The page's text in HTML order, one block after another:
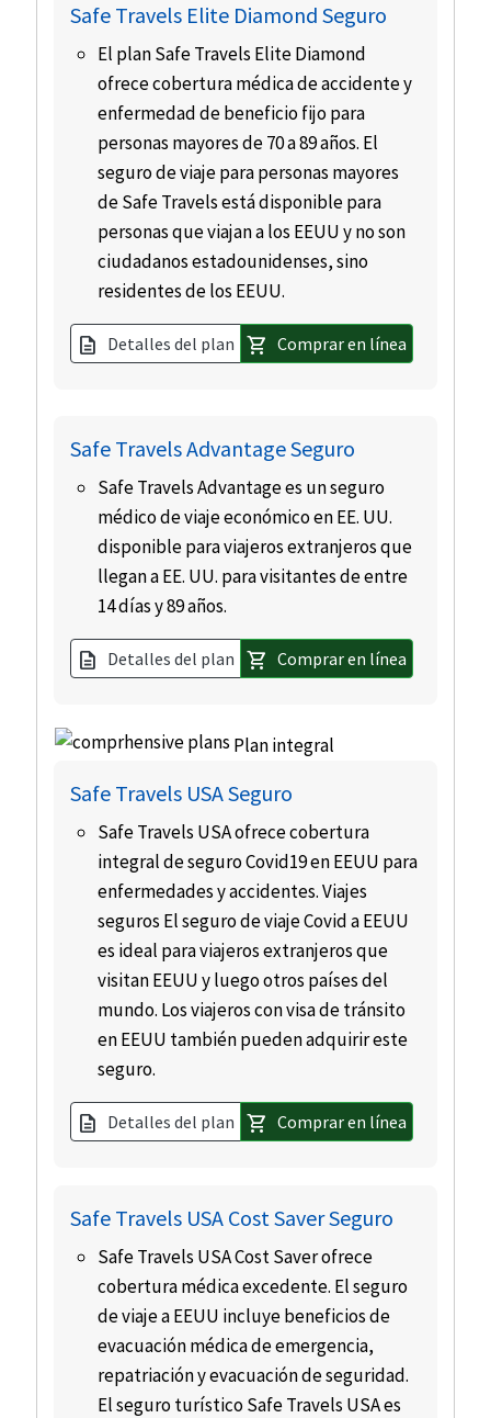
Safe Travels Elite Diamond Seguro
El plan Safe Travels Elite Diamond
ofrece cobertura médica de accidente y
enfermedad de beneficio fijo para
personas mayores de 70 a 89 años. El
seguro de viaje para personas mayores
de Safe Travels está disponible para
personas que viajan a los EEUU y no son
ciudadanos estadounidenses, sino
residentes de los EEUU.
description Detalles del plan shopping_cart Comprar en línea
Safe Travels Advantage Seguro
Safe Travels Advantage es un seguro
médico de viaje económico en EE. UU.
disponible para viajeros extranjeros que
llegan a EE. UU. para visitantes de entre
14 días y 89 años.
description Detalles del plan shopping_cart Comprar en línea
Plan integral
Safe Travels USA Seguro
Safe Travels USA ofrece cobertura
integral de seguro Covid19 en EEUU para
enfermedades y accidentes. Viajes
seguros El seguro de viaje Covid a EEUU
es ideal para viajeros extranjeros que
visitan EEUU y luego otros países del
mundo. Los viajeros con visa de tránsito
en EEUU también pueden adquirir este
seguro.
description Detalles del plan shopping_cart Comprar en línea
Safe Travels USA Cost Saver Seguro
Safe Travels USA Cost Saver ofrece
cobertura médica excedente. El seguro
de viaje a EEUU incluye beneficios de
evacuación médica de emergencia,
repatriación y evacuación de seguridad.
El seguro turístico Safe Travels USA es